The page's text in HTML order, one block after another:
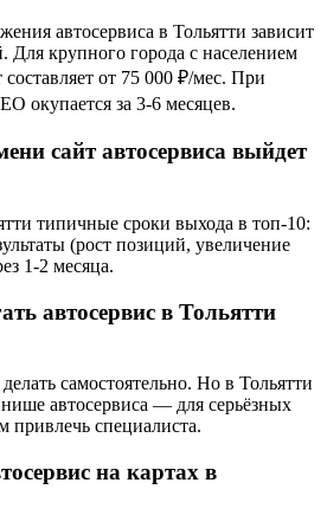
автосервиса в Тольятти зависит
Для крупного города с населением
от 75 000 ₽/мес. При
окупается за 3-6 месяцев.
сайт автосервиса выйдет
типичные сроки выхода в топ-10:
(рост позиций, увеличение
1-2 месяца.
автосервис в Тольятти
самостоятельно. Но в Тольятти
автосервиса — для серьёзных
привлечь специалиста.
на картах в